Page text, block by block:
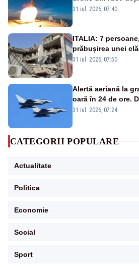
americană,
31 iul. 2026, 07:40
ITALIA: 7
prăbușirea unei
31 iul. 2026, 07:50
Alertă aeriană la
oară în 24 de ore.
Eurofighter
31 iul. 2026, 07:24
CATEGORII POPULARE
Actualitate
Politica
Economie
Social
Sport